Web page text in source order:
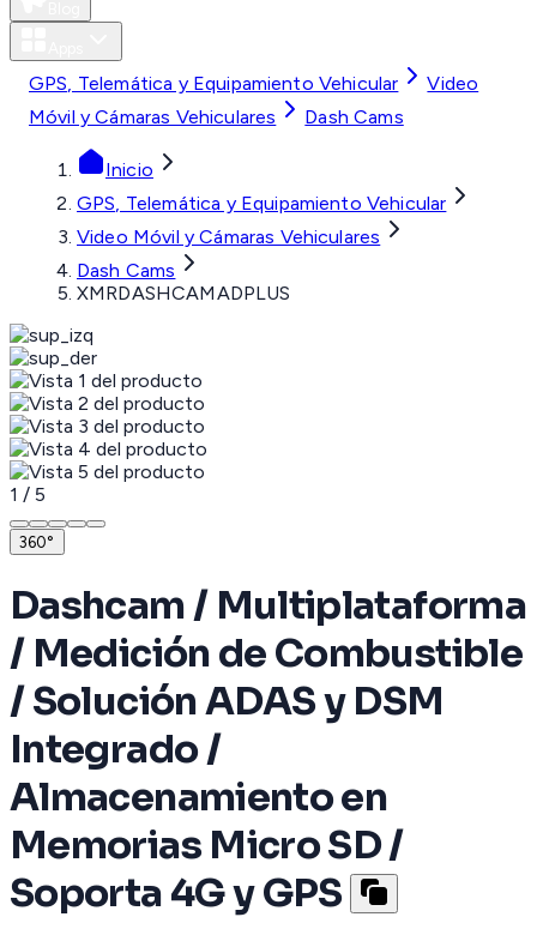
GPS, Telemática y Equipamiento Vehicular
Video
Móvil y Cámaras Vehiculares
Dash Cams
Inicio
GPS, Telemática y Equipamiento Vehicular
Video Móvil y Cámaras Vehiculares
Dash Cams
XMRDASHCAMADPLUS
1 / 5
360°
Dashcam / Multiplataforma
/ Medición de Combustible
/ Solución ADAS y DSM
Integrado /
Almacenamiento en
Memorias Micro SD /
Soporta 4G y GPS